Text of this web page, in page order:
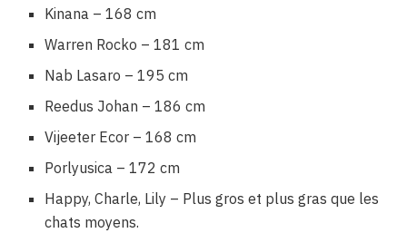
Kinana – 168 cm
Warren Rocko – 181 cm
Nab Lasaro – 195 cm
Reedus Johan – 186 cm
Vijeeter Ecor – 168 cm
Porlyusica – 172 cm
Happy, Charle, Lily – Plus gros et plus gras que les
chats moyens.